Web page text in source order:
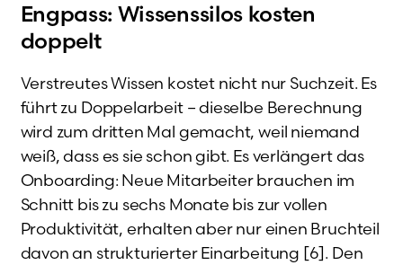
Engpass: Wissenssilos kosten
doppelt
Verstreutes Wissen kostet nicht nur Suchzeit. Es
führt zu Doppelarbeit – dieselbe Berechnung
wird zum dritten Mal gemacht, weil niemand
weiß, dass es sie schon gibt. Es verlängert das
Onboarding: Neue Mitarbeiter brauchen im
Schnitt bis zu sechs Monate bis zur vollen
Produktivität, erhalten aber nur einen Bruchteil
davon an strukturierter Einarbeitung [6]. Den